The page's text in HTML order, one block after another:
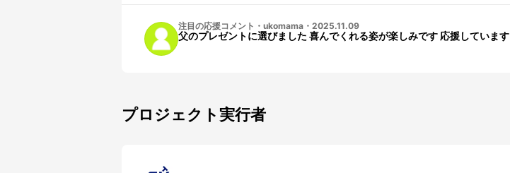
注目の応援コメント ・ ukomama ・ 2025.11.09
父のプレゼントに選びました 喜んでくれる姿が楽しみです 応援しています
プロジェクト実行者